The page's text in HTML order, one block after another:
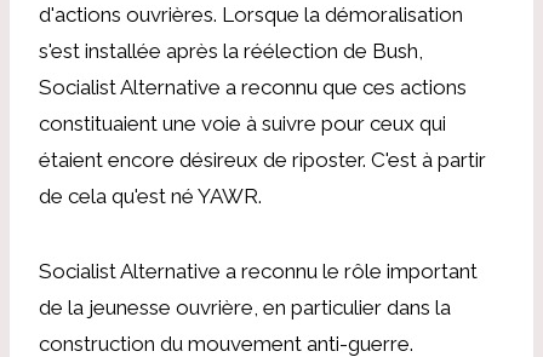
d'actions ouvrières. Lorsque la démoralisation
s'est installée après la réélection de Bush,
Socialist Alternative a reconnu que ces actions
constituaient une voie à suivre pour ceux qui
étaient encore désireux de riposter. C'est à partir
de cela qu'est né YAWR.
Socialist Alternative a reconnu le rôle important
de la jeunesse ouvrière, en particulier dans la
construction du mouvement anti-guerre.